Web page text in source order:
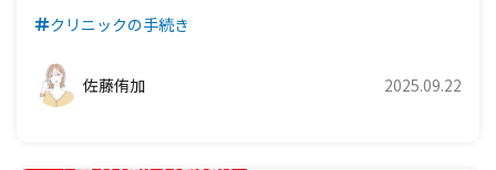
クリニックの手続き
佐藤侑加 2025.09.22